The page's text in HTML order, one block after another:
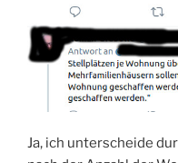
Ja, ich unterscheide